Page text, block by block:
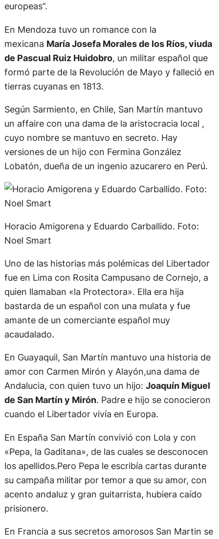
europeas”.
En Mendoza tuvo un romance con la
mexicana María Josefa Morales de los Ríos, viuda
de Pascual Ruiz Huidobro, un militar español que
formó parte de la Revolución de Mayo y falleció en
tierras cuyanas en 1813.
Según Sarmiento, en Chile, San Martín mantuvo
un affaire con una dama de la aristocracia local ,
cuyo nombre se mantuvo en secreto. Hay
versiones de un hijo con Fermina González
Lobatón, dueña de un ingenio azucarero en Perú.
Horacio Amigorena y Eduardo Carballido. Foto:
Noel Smart
Uno de las historias más polémicas del Libertador
fue en Lima con Rosita Campusano de Cornejo, a
quien llamaban «la Protectora». Ella era hija
bastarda de un español con una mulata y fue
amante de un comerciante español muy
acaudalado.
En Guayaquil, San Martín mantuvo una historia de
amor con Carmen Mirón y Alayón,una dama de
Andalucia, con quien tuvo un hijo: Joaquín Miguel
de San Martín y Mirón. Padre e hijo se conocieron
cuando el Libertador vivía en Europa.
En España San Martín convivió con Lola y con
«Pepa, la Gaditana», de las cuales se desconocen
los apellidos.Pero Pepa le escribía cartas durante
su campaña militar por temor a que su amor, con
acento andaluz y gran guitarrista, hubiera caído
prisionero.
En Francia a sus secretos amorosos San Martin se